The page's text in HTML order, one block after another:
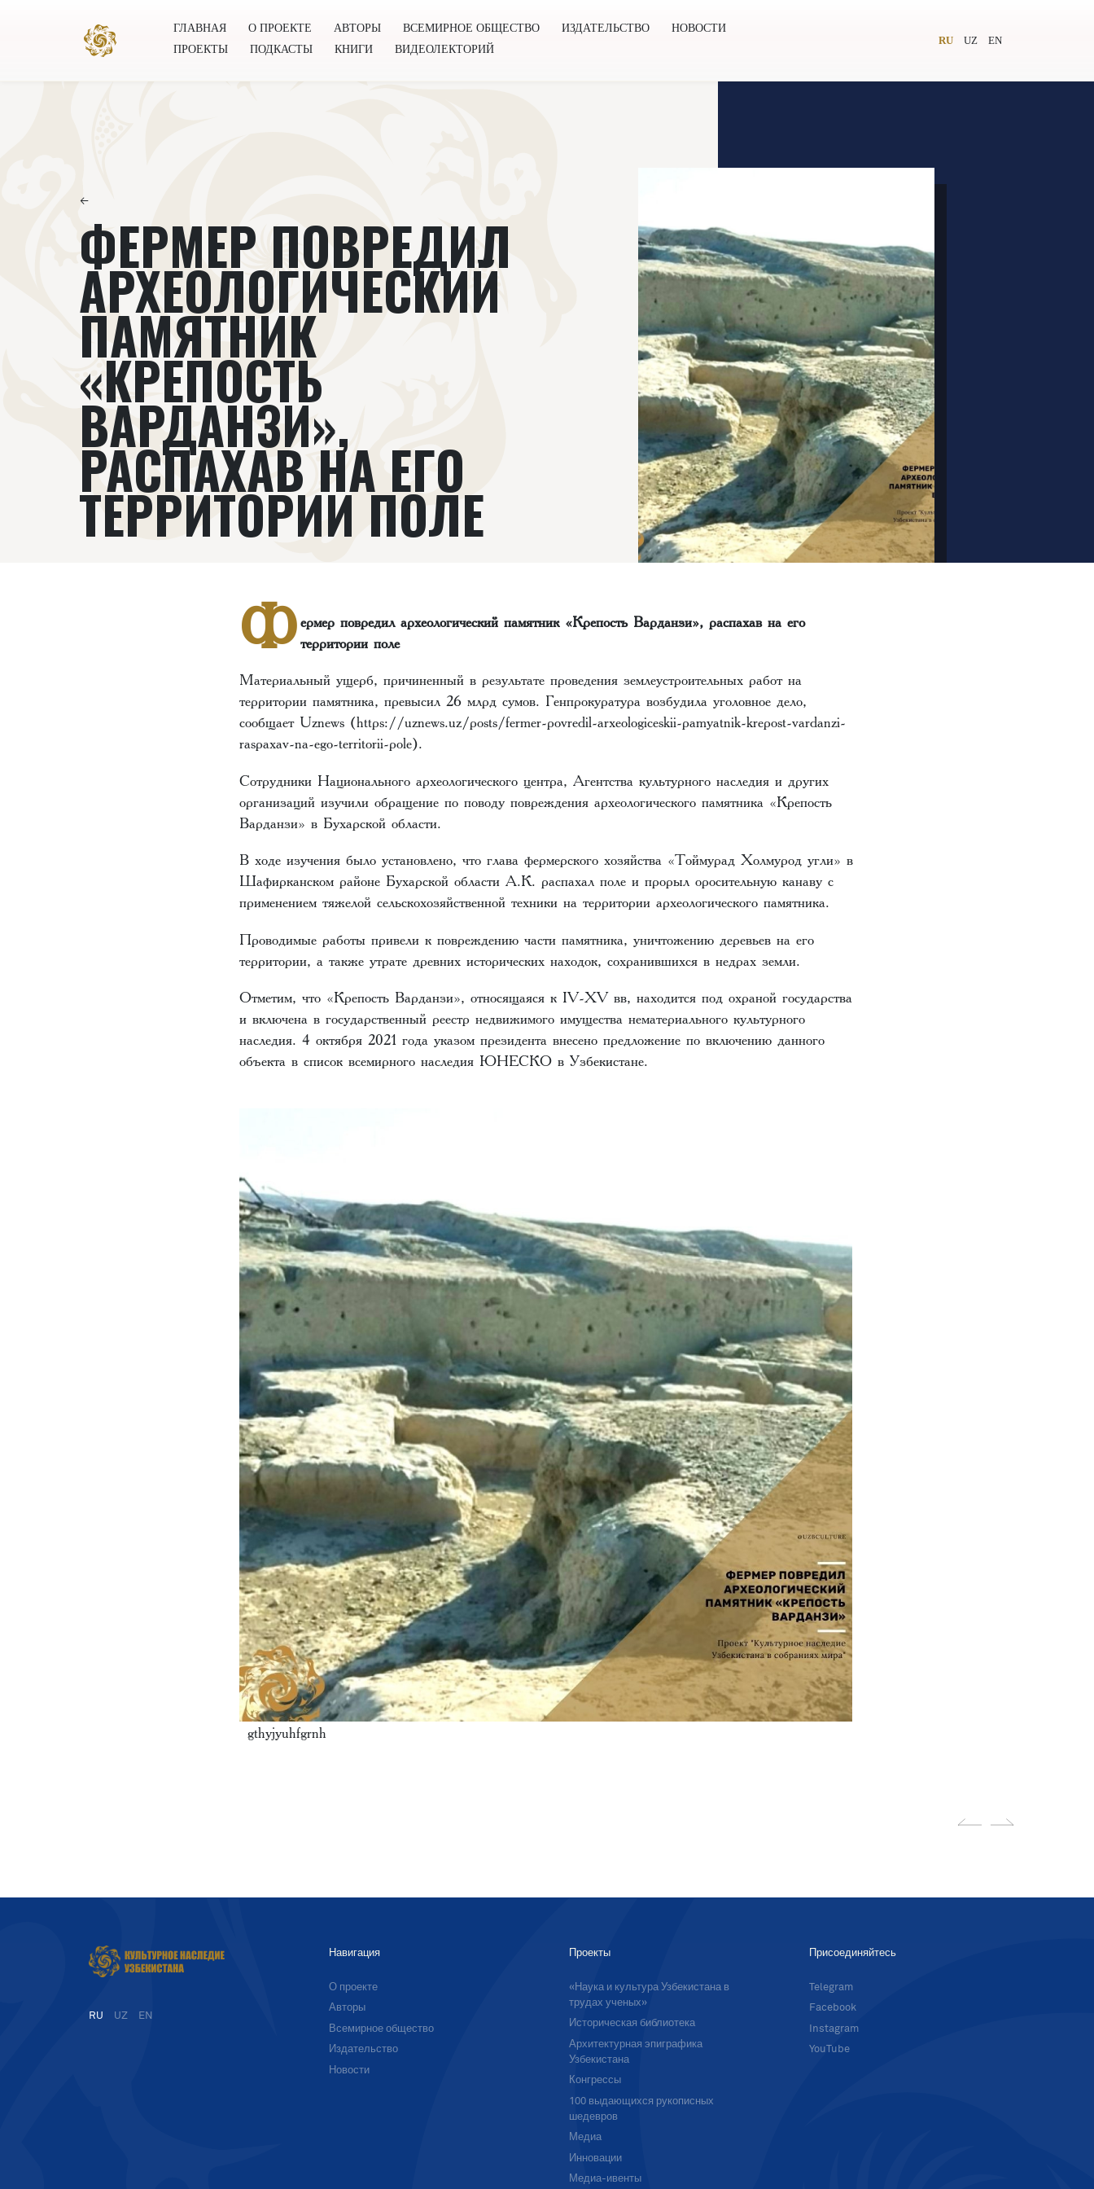
ГЛАВНАЯ О ПРОЕКТЕ АВТОРЫ ВСЕМИРНОЕ ОБЩЕСТВО ИЗДАТЕЛЬСТВО
НОВОСТИ
ПРОЕКТЫ
ПОДКАСТЫ КНИГИ ВИДЕОЛЕКТОРИЙ
RU UZ EN
←
ФЕРМЕР ПОВРЕДИЛ
АРХЕОЛОГИЧЕСКИЙ
ПАМЯТНИК
«КРЕПОСТЬ
ВАРДАНЗИ»,
РАСПАХАВ НА ЕГО
ТЕРРИТОРИИ ПОЛЕ
Фермер повредил археологический памятник «Крепость Варданзи», распахав на его
территории поле
Материальный ущерб, причиненный в результате проведения землеустроительных работ на
территории памятника, превысил 26 млрд сумов. Генпрокуратура возбудила уголовное дело,
сообщает Uznews (https://uznews.uz/posts/fermer-povredil-arxeologiceskii-pamyatnik-krepost-vardanzi-
raspaxav-na-ego-territorii-pole).
Сотрудники Национального археологического центра, Агентства культурного наследия и других
организаций изучили обращение по поводу повреждения археологического памятника «Крепость
Варданзи» в Бухарской области.
В ходе изучения было установлено, что глава фермерского хозяйства «Тоймурад Холмурод угли» в
Шафирканском районе Бухарской области А.К. распахал поле и прорыл оросительную канаву с
применением тяжелой сельскохозяйственной техники на территории археологического памятника.
Проводимые работы привели к повреждению части памятника, уничтожению деревьев на его
территории, а также утрате древних исторических находок, сохранившихся в недрах земли.
Отметим, что «Крепость Варданзи», относящаяся к IV-XV вв, находится под охраной государства
и включена в государственный реестр недвижимого имущества нематериального культурного
наследия. 4 октября 2021 года указом президента внесено предложение по включению данного
объекта в список всемирного наследия ЮНЕСКО в Узбекистане.
gthyjyuhfgrnh
RU UZ EN
Навигация
О проекте
Авторы
Всемирное общество
Издательство
Новости
Проекты
«Наука и культура Узбекистана в
трудах ученых»
Историческая библиотека
Архитектурная эпиграфика
Узбекистана
Конгрессы
100 выдающихся рукописных
шедевров
Медиа
Инновации
Медиа-ивенты
Присоединяйтесь
Telegram
Facebook
Instagram
YouTube